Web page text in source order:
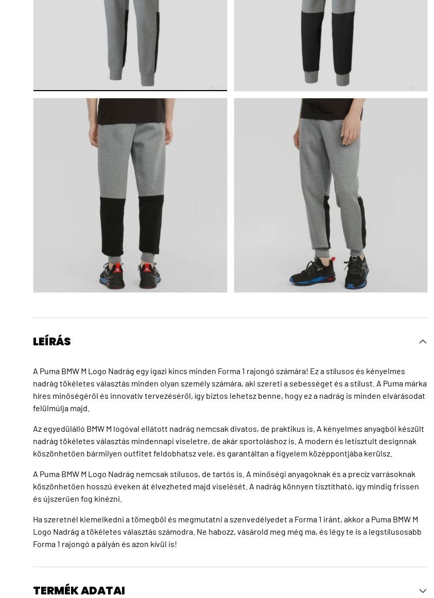
LEÍRÁS
A Puma BMW M Logo Nadrág egy igazi kincs minden Forma 1 rajongó számára! Ez a stílusos és kényelmes
nadrág tökéletes választás minden olyan személy számára, aki szereti a sebességet és a stílust. A Puma márka
híres minőségéről és innovatív tervezéséről, így biztos lehetsz benne, hogy ez a nadrág is minden elvárásodat
felülmúlja majd.
Az egyedülálló BMW M logóval ellátott nadrág nemcsak divatos, de praktikus is. A kényelmes anyagból készült
nadrág tökéletes választás mindennapi viseletre, de akár sportoláshoz is. A modern és letisztult designnak
köszönhetően bármilyen outfitet feldobhatsz vele, és garantáltan a figyelem középpontjába kerülsz.
A Puma BMW M Logo Nadrág nemcsak stílusos, de tartós is. A minőségi anyagoknak és a precíz varrásoknak
köszönhetően hosszú éveken át élvezheted majd viselését. A nadrág könnyen tisztítható, így mindig frissen
és újszerűen fog kinézni.
Ha szeretnél kiemelkedni a tömegből és megmutatni a szenvedélyedet a Forma 1 iránt, akkor a Puma BMW M
Logo Nadrág a tökéletes választás számodra. Ne habozz, vásárold meg még ma, és légy te is a legstílusosabb
Forma 1 rajongó a pályán és azon kívül is!
TERMÉK ADATAI